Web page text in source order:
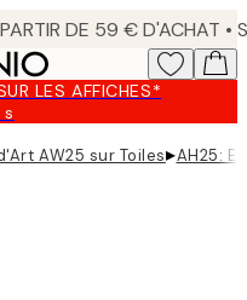
LES AFFICHES*
AW25 sur Toiles▸AH25: